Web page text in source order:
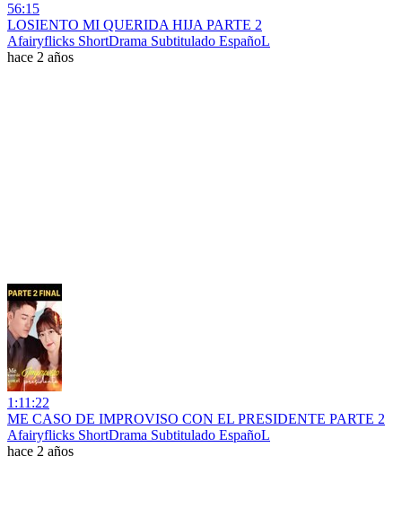
56:15
LOSIENTO MI QUERIDA HIJA PARTE 2
Afairyflicks ShortDrama Subtitulado EspañoL
hace 2 años
1:11:22
ME CASO DE IMPROVISO CON EL PRESIDENTE PARTE 2
Afairyflicks ShortDrama Subtitulado EspañoL
hace 2 años